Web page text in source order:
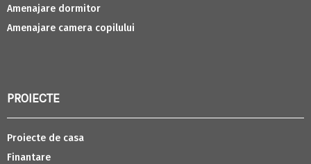
Amenajare dormitor
Amenajare camera copilului
PROIECTE
Proiecte de casa
Finantare